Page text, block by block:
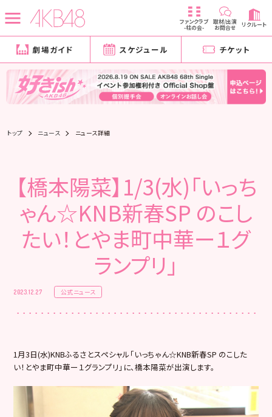
ファンクラブ
-柱の会-
取材/出演
お問合せ リクルート
劇場ガイド スケジュール チケット
トップ ニュース ニュース詳細
【橋本陽菜】1/3(水)「いっち
ゃん☆KNB新春SP のこし
たい！とやま町中華ー１グ
ランプリ」
2023.12.27 公式ニュース
1月3日(水)KNBふるさとスペシャル「いっちゃん☆KNB新春SP のこした
い！とやま町中華ー１グランプリ」に、橋本陽菜が出演します。